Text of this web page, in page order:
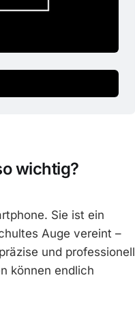
wichtig?
Sie ist ein
Auge vereint –
und professionell
können endlich